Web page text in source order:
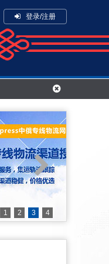
登录/注册
1 2 3 4